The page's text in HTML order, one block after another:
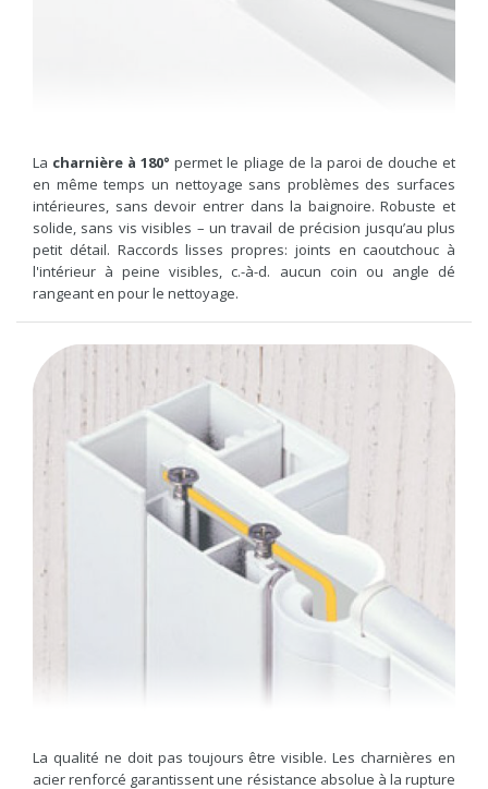
La charnière à 180° permet le pliage de la paroi de douche et
en même temps un nettoyage sans problèmes des surfaces
intérieures, sans devoir entrer dans la baignoire. Robuste et
solide, sans vis visibles – un travail de précision jusqu’au plus
petit détail. Raccords lisses propres: joints en caoutchouc à
l'intérieur à peine visibles, c.-à-d. aucun coin ou angle dé
rangeant en pour le nettoyage.
La qualité ne doit pas toujours être visible. Les charnières en
acier renforcé garantissent une résistance absolue à la rupture